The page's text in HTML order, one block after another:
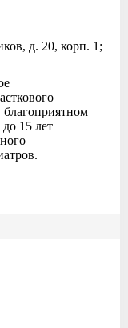
д. 20, корп. 1;
благоприятном
15 лет